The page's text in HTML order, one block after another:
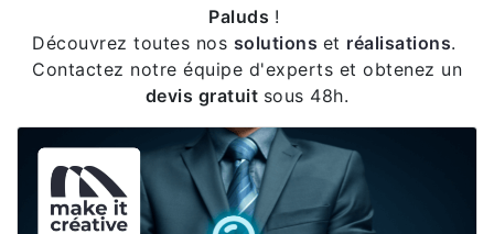
Paluds !
Découvrez toutes nos solutions et réalisations.
Contactez notre équipe d'experts et obtenez un
devis gratuit sous 48h.